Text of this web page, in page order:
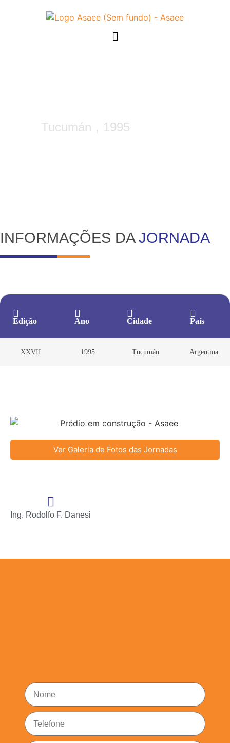
Tucumán , 1995
INFORMAÇÕES DA JORNADA
Edição Ano Cidade País
XXVII 1995 Tucumán Argentina
Ver Galeria de Fotos das Jornadas
Ing. Rodolfo F. Danesi